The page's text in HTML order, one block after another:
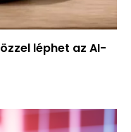
léphet az AI-